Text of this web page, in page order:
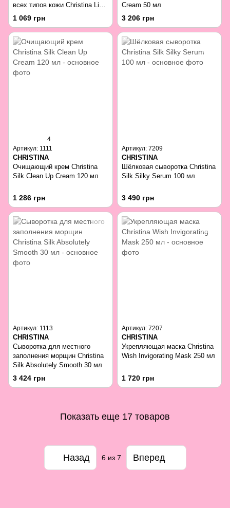
всех типов кожи Christina Line
Repair Hydra Theraskin + HA
1 069 грн
Cream 50 мл
3 206 грн
4
Артикул: 1111
CHRISTINA
Очищающий крем Christina
Silk Clean Up Cream 120 мл
1 286 грн
Артикул: 7209
CHRISTINA
Шёлковая сыворотка Christina
Silk Silky Serum 100 мл
3 490 грн
Артикул: 1113
CHRISTINA
Сыворотка для местного
заполнения морщин Christina
Silk Absolutely Smooth 30 мл
3 424 грн
Артикул: 7207
CHRISTINA
Укрепляющая маска Christina
Wish Invigorating Mask 250 мл
1 720 грн
Показать еще 17 товаров
Назад 6из 7 Вперед